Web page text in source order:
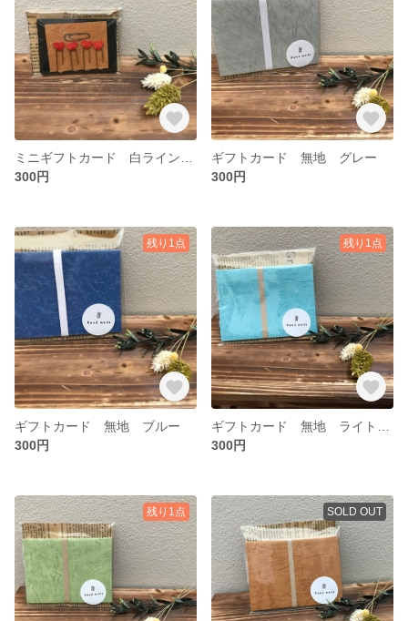
300円
ギフトカード 無地 グレー
300円
残り1点
ギフトカード 無地 ブルー
300円
残り1点
300円
残り1点 SOLD OUT